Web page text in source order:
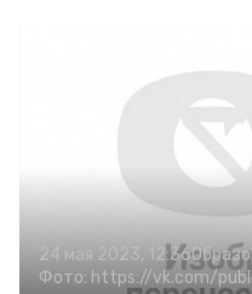
24 мая 2023, 12:36
Фото: https://vk.com/